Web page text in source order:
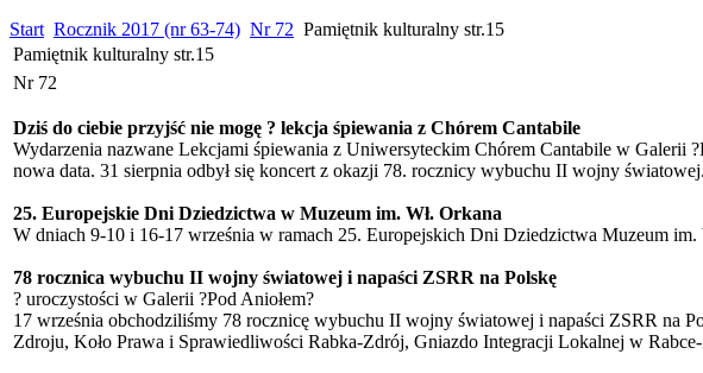
Start Rocznik 2017 (nr 63-74) Nr 72 Pamiętnik kulturalny str.15
Pamiętnik kulturalny str.15
Nr 72
Dziś do ciebie przyjść nie mogę ? lekcja śpiewania z Chórem Cantabile
Wydarzenia nazwane Lekcjami śpiewania z Uniwersyteckim Chórem Cantabile w Galerii
nowa data. 31 sierpnia odbył się koncert z okazji 78. rocznicy wybuchu II wojny światowej.
25. Europejskie Dni Dziedzictwa w Muzeum im. Wł. Orkana
W dniach 9-10 i 16-17 września w ramach 25. Europejskich Dni Dziedzictwa Muzeum im.
78 rocznica wybuchu II wojny światowej i napaści ZSRR na Polskę
? uroczystości w Galerii ?Pod Aniołem?
17 września obchodziliśmy 78 rocznicę wybuchu II wojny światowej i napaści ZSRR na
Zdroju, Koło Prawa i Sprawiedliwości Rabka-Zdrój, Gniazdo Integracji Lokalnej w